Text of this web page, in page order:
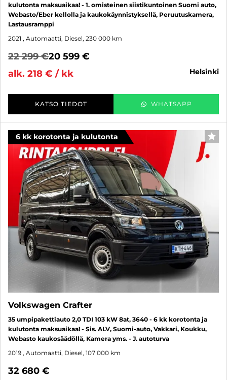
kulutonta maksuaikaa! - 1. omisteinen siistikuntoinen Suomi auto,
Webasto/Eber kellolla ja kaukokäynnistyksellä, Peruutuskamera,
Lastausramppi
2021 , Automaatti, Diesel, 230 000 km
22 299 €20 599 €
alk. 218 € / kk
helsinki
KATSO TIEDOT WHATSAPP
6 kk korotonta ja kulutonta
Volkswagen Crafter
35 umpipakettiauto 2,0 TDI 103 kW 8at, 3640 - 6 kk korotonta ja
kulutonta maksuaikaa! - Sis. ALV, Suomi-auto, Vakkari, Koukku,
Webasto kaukosäädöllä, Kamera yms. - J. autoturva
2019 , Automaatti, Diesel, 107 000 km
32 680 €